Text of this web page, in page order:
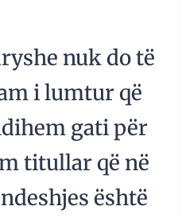
nuk do të
i lumtur që
gati për
titullar që në
është